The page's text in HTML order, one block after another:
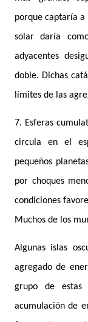
porque captaría a
solar daría
adyacentes
doble. Dichas
límites de las
7. Esferas
circula en el
pequeños
por choques
condiciones
Muchos de los
Algunas islas
agregado de
grupo de
acumulación de